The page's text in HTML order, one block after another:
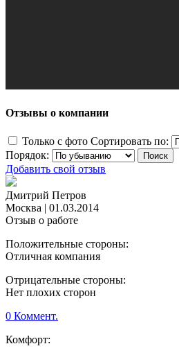
Отзывы о компании
Только с фото Сортировать по:
Порядок:
Добавить свой отзыв
Дмитрий Петров
Москва | 01.03.2014
Отзыв о работе
Положительные стороны:
Отличная компания
Отрицательные стороны:
Нет плохих сторон
0 Коммент.
Комфорт: